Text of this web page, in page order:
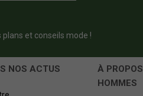
plans et conseils mode !
NOS ACTUS
À
HOMMES